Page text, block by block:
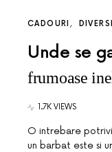
CADOURI
Unde se
frumoase
1.7K VIEWS
O intrebare
un barbat este si